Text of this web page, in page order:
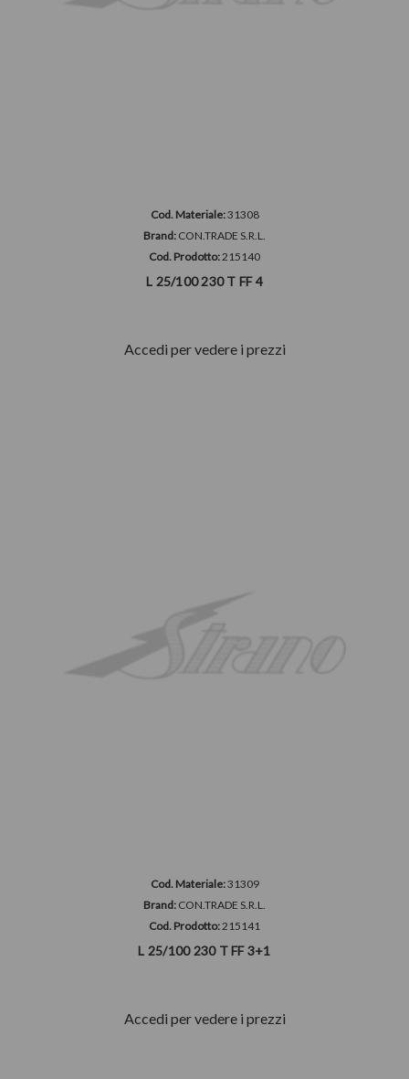
Cod. Materiale:31308
Brand: CON.TRADE S.R.L.
Cod. Prodotto:215140
L 25/100 230 T FF 4
Accedi per vedere i prezzi
Cod. Materiale:31309
Brand: CON.TRADE S.R.L.
Cod. Prodotto: 215141
L 25/100 230 T FF 3+1
Accedi per vedere i prezzi